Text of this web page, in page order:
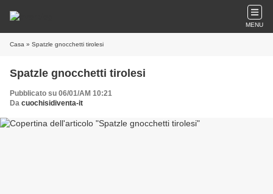
MENU
Casa » Spatzle gnocchetti tirolesi
Spatzle gnocchetti tirolesi
Pubblicato su 06/01/AM 10:21
Da cuochisidiventa-it